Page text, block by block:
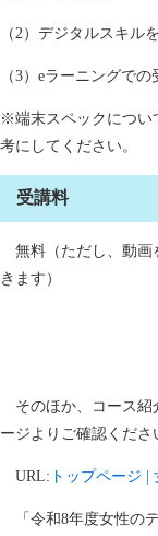
（2）デジタルスキル
（3）eラーニングで
※端末スペックについ
考にしてください。
受講料
無料（ただし、動画
きます）
そのほか、コース紹
ージよりご確認くださ
URL: トップページ
「令和8年度女性の